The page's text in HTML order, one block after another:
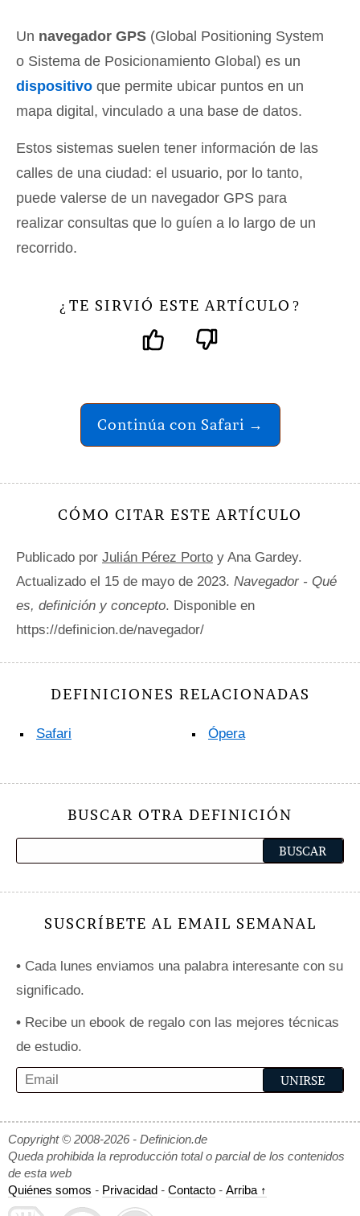
Un navegador GPS (Global Positioning System
o Sistema de Posicionamiento Global) es un
dispositivo que permite ubicar puntos en un
mapa digital, vinculado a una base de datos.
Estos sistemas suelen tener información de las
calles de una ciudad: el usuario, por lo tanto,
puede valerse de un navegador GPS para
realizar consultas que lo guíen a lo largo de un
recorrido.
¿ TE SIRVIÓ ESTE ARTÍCULO ?
Continúa con Safari →
CÓMO CITAR ESTE ARTÍCULO
Publicado por Julián Pérez Porto y Ana Gardey.
Actualizado el 15 de mayo de 2023. Navegador - Qué
es, definición y concepto. Disponible en
https://definicion.de/navegador/
DEFINICIONES RELACIONADAS
Safari Ópera
BUSCAR OTRA DEFINICIÓN
SUSCRÍBETE AL EMAIL SEMANAL
• Cada lunes enviamos una palabra interesante con su
significado.
• Recibe un ebook de regalo con las mejores técnicas
de estudio.
Copyright © 2008-2026 - Definicion.de
Queda prohibida la reproducción total o parcial de los contenidos
de esta web
Quiénes somos - Privacidad - Contacto - Arriba ↑